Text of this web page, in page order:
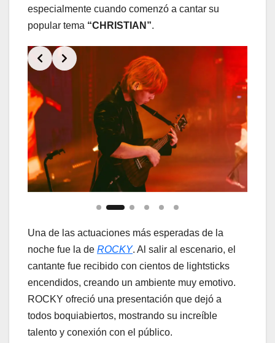
especialmente cuando comenzó a cantar su
popular tema “CHRISTIAN”.
Slide 2 of 6
Una de las actuaciones más esperadas de la
noche fue la de ROCKY. Al salir al escenario, el
cantante fue recibido con cientos de lightsticks
encendidos, creando un ambiente muy emotivo.
ROCKY ofreció una presentación que dejó a
todos boquiabiertos, mostrando su increíble
talento y conexión con el público.